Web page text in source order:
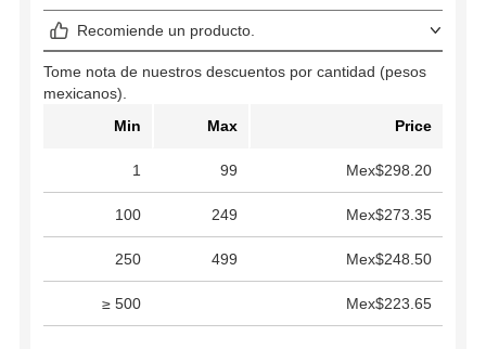
Recomiende un producto.
Tome nota de nuestros descuentos por cantidad (pesos
mexicanos).
Min
Max Price
1 99 Mex$298.20
100 249 Mex$273.35
250 499 Mex$248.50
≥ 500 Mex$223.65